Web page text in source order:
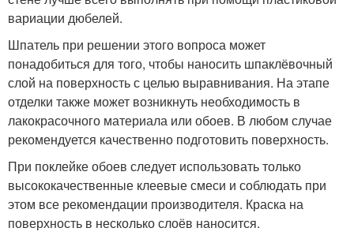
вариации дюбелей.
Шпатель при решении этого вопроса может
понадобиться для того, чтобы наносить шпаклёвочный
слой на поверхность с целью выравнивания. На этапе
отделки также может возникнуть необходимость в
лакокрасочного материала или обоев. В любом случае
рекомендуется качественно подготовить поверхность.
При поклейке обоев следует использовать только
высококачественные клеевые смеси и соблюдать при
этом все рекомендации производителя. Краска на
поверхность в несколько слоёв наносится.